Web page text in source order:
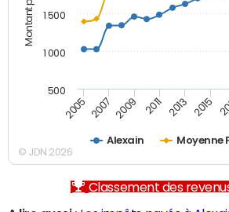
Alexain Moyenne
2005 2007 2009 2011 2013 2015
500
1 000
1 500
© JDN 2026
Classement des